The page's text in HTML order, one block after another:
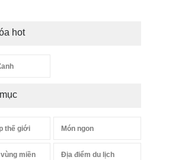
hot
thế giới Món ngon
miền Địa điểm du lịch